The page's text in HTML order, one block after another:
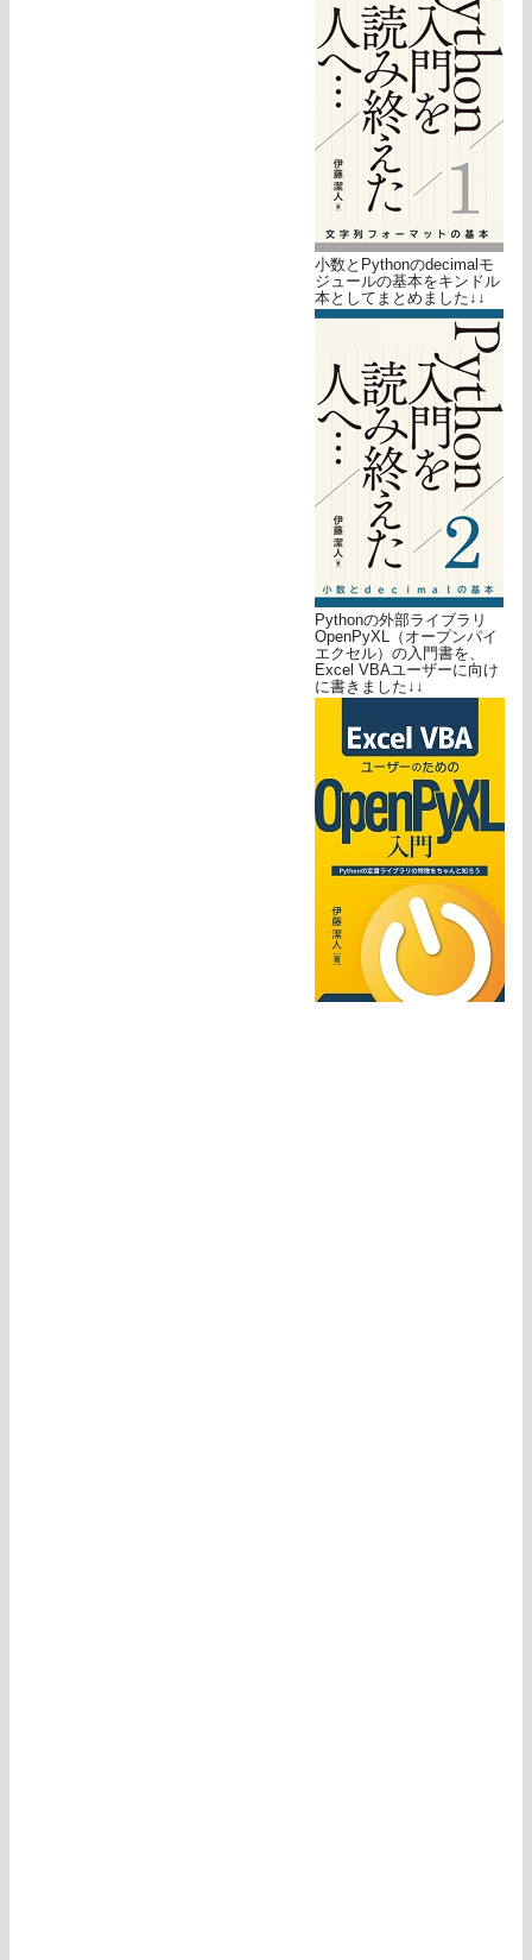
小数とPythonのdecimalモ
ジュールの基本をキンドル
本としてまとめました↓↓
Pythonの外部ライブラリ
OpenPyXL（オープンパイ
エクセル）の入門書を、
Excel VBAユーザーに向け
に書きました↓↓